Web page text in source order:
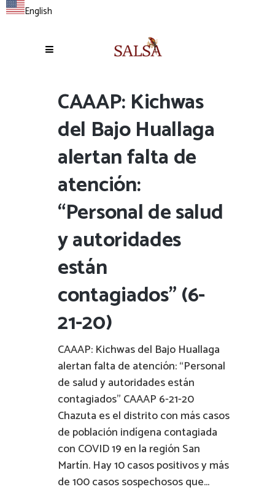
English
CAAAP: Kichwas
del Bajo Huallaga
alertan falta de
atención:
“Personal de salud
y autoridades
están
contagiados” (6-
21-20)
CAAAP: Kichwas del Bajo Huallaga
alertan falta de atención: “Personal
de salud y autoridades están
contagiados” CAAAP 6-21-20
Chazuta es el distrito con más casos
de población indígena contagiada
con COVID 19 en la región San
Martín. Hay 10 casos positivos y más
de 100 casos sospechosos que...